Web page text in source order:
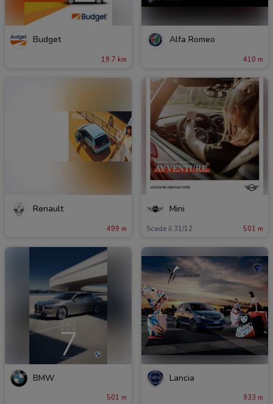
Budget
19.7 km
Alfa Romeo
410 m
Renault
499 m
Mini
Scade il 31/12 501 m
BMW
501 m
Lancia
933 m